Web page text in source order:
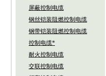
屏蔽控制电缆
钢丝铠装阻燃控制电缆
钢带铠装阻燃控制电缆
控制电缆*
耐火控制电缆
交联控制电缆